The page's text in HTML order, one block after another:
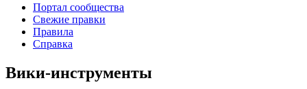
Портал сообщества
Свежие правки
Правила
Справка
Вики-инструменты